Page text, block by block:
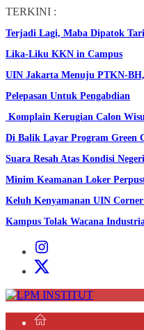
Skip
the
content
TERKINI :
Terjadi Lagi, Maba Dipatok
Lika-Liku KKN in Campus
UIN Jakarta Menuju PTKN-
Pelepasan Untuk Pengabdian
Komplain Kerugian Calon
Di Balik Layar Program Green
Suara Resah Atas Kondisi Negeri
Minim Keamanan Loker
Keluh Kenyamanan UIN
Kampus Tolak Wacana
Instagram
Institut
X
Institut
LPM